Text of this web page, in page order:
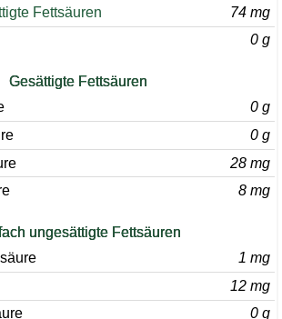
Fettsäuren
74 mg
0 g
Gesättigte Fettsäuren
0 g
0 g
28 mg
8 mg
ungesättigte Fettsäuren
1 mg
12 mg
0 g